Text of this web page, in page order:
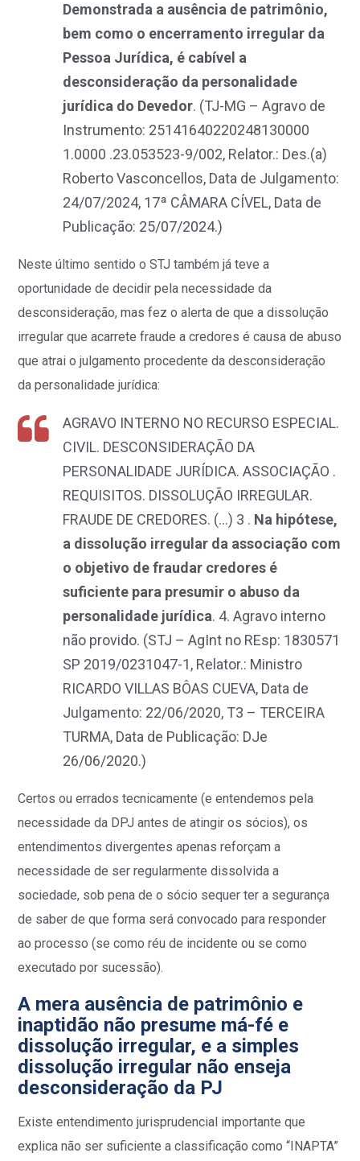
Demonstrada a ausência de patrimônio,
bem como o encerramento irregular da
Pessoa Jurídica, é cabível a
desconsideração da personalidade
jurídica do Devedor. (TJ-MG – Agravo de
Instrumento: 25141640220248130000
1.0000 .23.053523-9/002, Relator.: Des.(a)
Roberto Vasconcellos, Data de Julgamento:
24/07/2024, 17ª CÂMARA CÍVEL, Data de
Publicação: 25/07/2024.)
Neste último sentido o STJ também já teve a
oportunidade de decidir pela necessidade da
desconsideração, mas fez o alerta de que a dissolução
irregular que acarrete fraude a credores é causa de abuso
que atrai o julgamento procedente da desconsideração
da personalidade jurídica:
AGRAVO INTERNO NO RECURSO ESPECIAL.
CIVIL. DESCONSIDERAÇÃO DA
PERSONALIDADE JURÍDICA. ASSOCIAÇÃO .
REQUISITOS. DISSOLUÇÃO IRREGULAR.
FRAUDE DE CREDORES. (…) 3 . Na hipótese,
a dissolução irregular da associação com
o objetivo de fraudar credores é
suficiente para presumir o abuso da
personalidade jurídica. 4. Agravo interno
não provido. (STJ – AgInt no REsp: 1830571
SP 2019/0231047-1, Relator.: Ministro
RICARDO VILLAS BÔAS CUEVA, Data de
Julgamento: 22/06/2020, T3 – TERCEIRA
TURMA, Data de Publicação: DJe
26/06/2020.)
Certos ou errados tecnicamente (e entendemos pela
necessidade da DPJ antes de atingir os sócios), os
entendimentos divergentes apenas reforçam a
necessidade de ser regularmente dissolvida a
sociedade, sob pena de o sócio sequer ter a segurança
de saber de que forma será convocado para responder
ao processo (se como réu de incidente ou se como
executado por sucessão).
A mera ausência de patrimônio e
inaptidão não presume má-fé e
dissolução irregular, e a simples
dissolução irregular não enseja
desconsideração da PJ
Existe entendimento jurisprudencial importante que
explica não ser suficiente a classificação como “INAPTA”